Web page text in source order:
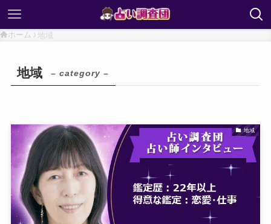
ホーム 地域
地域 – category –
地域